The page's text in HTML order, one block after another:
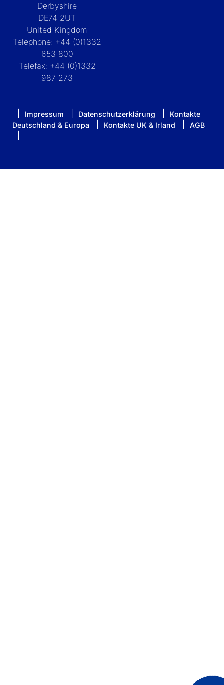
Derbyshire
DE74 2UT
United Kingdom
Telephone: +44 (0)1332
653 800
Telefax: +44 (0)1332
987 273
Impressum Datenschutzerklärung
Kontakte
Deutschland & Europa
Kontakte UK & Irland AGB